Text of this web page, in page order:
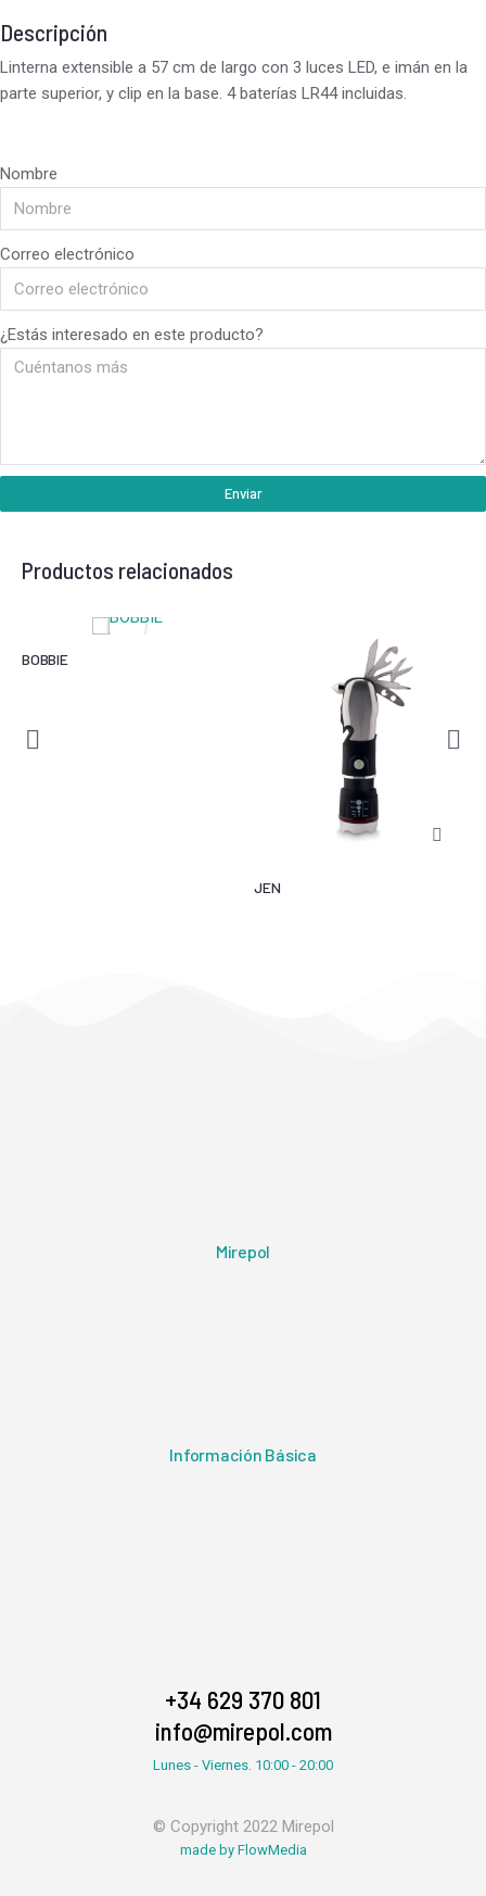
Descripción
Linterna extensible a 57 cm de largo con 3 luces LED, e imán en la
parte superior, y clip en la base. 4 baterías LR44 incluidas.
Nombre
Correo electrónico
¿Estás interesado en este producto?
Enviar
Productos relacionados
BOBBIE
JEN
Mirepol
Información Básica
+34 629 370 801
info@mirepol.com
Lunes - Viernes. 10:00 - 20:00
© Copyright 2022 Mirepol
made by FlowMedia